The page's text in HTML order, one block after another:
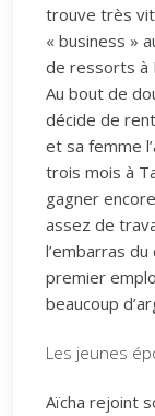
trouve très
« business »
de ressorts à
Au bout de
décide de
et sa femme
trois mois à
gagner
assez de
l’embarras
premier
beaucoup
Les jeunes
Aïcha rejoint